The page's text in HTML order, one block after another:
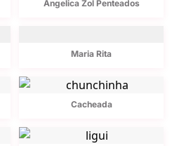
Angelica Zol Penteados
Maria Rita
Cacheada